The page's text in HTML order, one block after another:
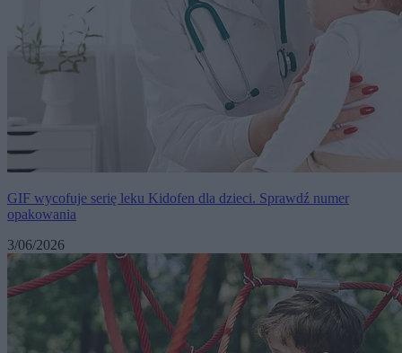
GIF wycofuje serię leku Kidofen dla dzieci. Sprawdź numer
opakowania
3/06/2026